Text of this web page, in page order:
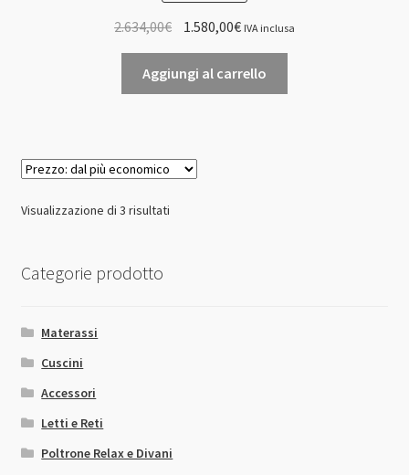
2.634,00€
originale
era:
1.580,00€Il
attuale
è:
IVA inclusa
Aggiungi al carrello
Visualizzazione di 3 risultatiPrezzo:
Categorie prodotto
Materassi
Cuscini
Accessori
Letti e Reti
Poltrone Relax e Divani